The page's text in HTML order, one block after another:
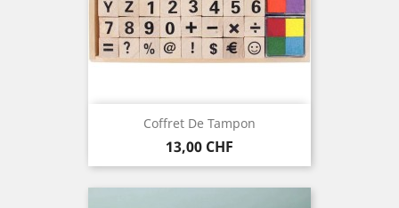
Coffret De Tampon
Preis
13,00 CHF